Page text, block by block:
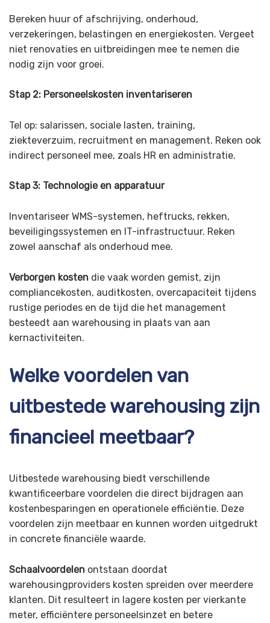
Bereken huur of afschrijving, onderhoud,
verzekeringen, belastingen en energiekosten. Vergeet
niet renovaties en uitbreidingen mee te nemen die
nodig zijn voor groei.
Stap 2: Personeelskosten inventariseren
Tel op: salarissen, sociale lasten, training,
ziekteverzuim, recruitment en management. Reken ook
indirect personeel mee, zoals HR en administratie.
Stap 3: Technologie en apparatuur
Inventariseer WMS-systemen, heftrucks, rekken,
beveiligingssystemen en IT-infrastructuur. Reken
zowel aanschaf als onderhoud mee.
Verborgen kosten die vaak worden gemist, zijn
compliancekosten, auditkosten, overcapaciteit tijdens
rustige periodes en de tijd die het management
besteedt aan warehousing in plaats van aan
kernactiviteiten.
Welke voordelen van
uitbestede warehousing zijn
financieel meetbaar?
Uitbestede warehousing biedt verschillende
kwantificeerbare voordelen die direct bijdragen aan
kostenbesparingen en operationele efficiëntie. Deze
voordelen zijn meetbaar en kunnen worden uitgedrukt
in concrete financiële waarde.
Schaalvoordelen ontstaan doordat
warehousingproviders kosten spreiden over meerdere
klanten. Dit resulteert in lagere kosten per vierkante
meter, efficiëntere personeelsinzet en betere